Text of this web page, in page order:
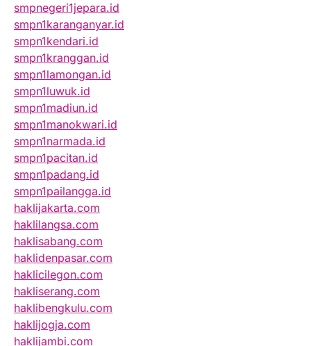
smpnegeri1jepara.id
smpn1karanganyar.id
smpn1kendari.id
smpn1kranggan.id
smpn1lamongan.id
smpn1luwuk.id
smpn1madiun.id
smpn1manokwari.id
smpn1narmada.id
smpn1pacitan.id
smpn1padang.id
smpn1pailangga.id
haklijakarta.com
haklilangsa.com
haklisabang.com
haklidenpasar.com
haklicilegon.com
hakliserang.com
haklibengkulu.com
haklijogja.com
haklijambi.com